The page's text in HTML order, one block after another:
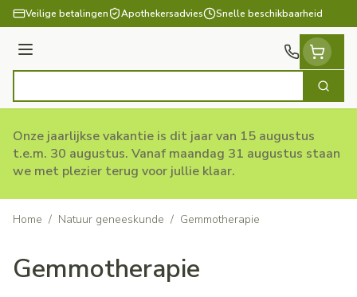
Ga naar de inhoud
Veilige betalingen Apothekersadvies Snelle beschikbaarheid
Menu
Zoek
Onze jaarlijkse vakantie is dit jaar van 15 augustus
t.e.m. 30 augustus. Vanaf maandag 31 augustus staan
we met plezier terug voor jullie klaar.
Home / Natuur geneeskunde / Gemmotherapie
Gemmotherapie